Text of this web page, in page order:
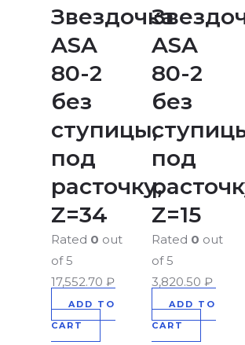
Звездочка
ASA
80-2
без
ступицы,
под
расточку,
Z=34
Rated 0 out
of 5
17,552.70 ₽
ADD TO
CART
ASA
80-2
без
под
Z=15
Rated 0 out
of 5
3,820.50 ₽
ADD TO
CART